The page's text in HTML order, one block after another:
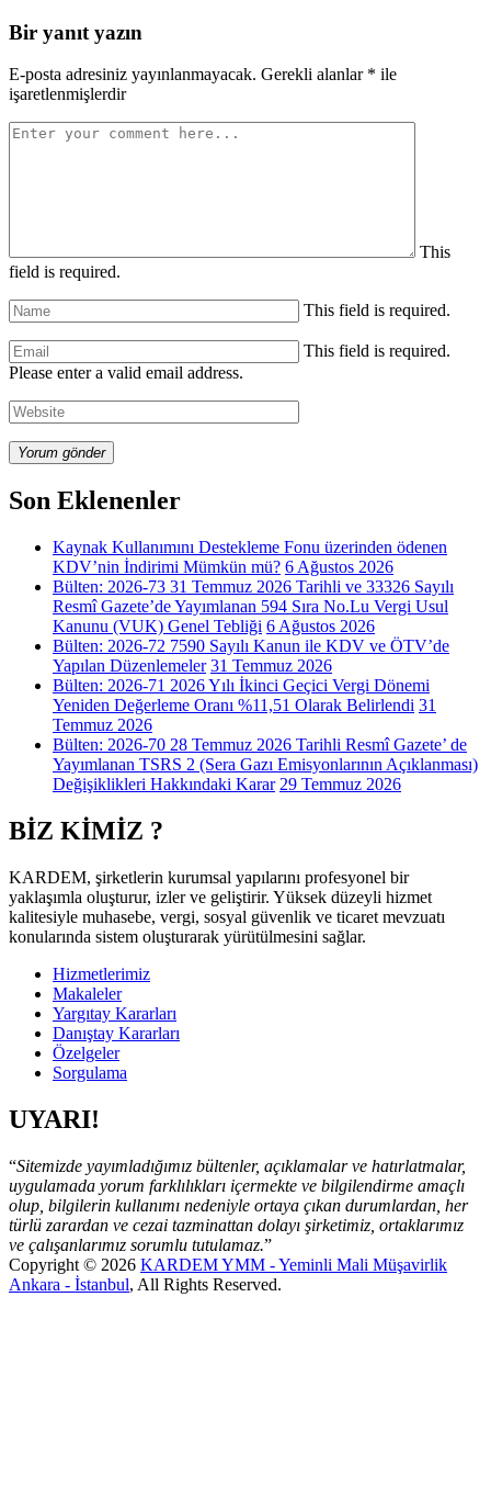
Bir yanıt yazın
E-posta adresiniz yayınlanmayacak. Gerekli alanlar * ile
işaretlenmişlerdir
This
field is required.
This field is required.
This field is required.
Please enter a valid email address.
Yorum gönder
Son Eklenenler
Kaynak Kullanımını Destekleme Fonu üzerinden ödenen
KDV’nin İndirimi Mümkün mü? 6 Ağustos 2026
Bülten: 2026-73 31 Temmuz 2026 Tarihli ve 33326 Sayılı
Resmî Gazete’de Yayımlanan 594 Sıra No.Lu Vergi Usul
Kanunu (VUK) Genel Tebliği 6 Ağustos 2026
Bülten: 2026-72 7590 Sayılı Kanun ile KDV ve ÖTV’de
Yapılan Düzenlemeler 31 Temmuz 2026
Bülten: 2026-71 2026 Yılı İkinci Geçici Vergi Dönemi
Yeniden Değerleme Oranı %11,51 Olarak Belirlendi 31
Temmuz 2026
Bülten: 2026-70 28 Temmuz 2026 Tarihli Resmî Gazete’ de
Yayımlanan TSRS 2 (Sera Gazı Emisyonlarının Açıklanması)
Değişiklikleri Hakkındaki Karar 29 Temmuz 2026
BİZ KİMİZ ?
KARDEM, şirketlerin kurumsal yapılarını profesyonel bir
yaklaşımla oluşturur, izler ve geliştirir. Yüksek düzeyli hizmet
kalitesiyle muhasebe, vergi, sosyal güvenlik ve ticaret mevzuatı
konularında sistem oluşturarak yürütülmesini sağlar.
Hizmetlerimiz
Makaleler
Yargıtay Kararları
Danıştay Kararları
Özelgeler
Sorgulama
UYARI!
“Sitemizde yayımladığımız bültenler, açıklamalar ve hatırlatmalar,
uygulamada yorum farklılıkları içermekte ve bilgilendirme amaçlı
olup, bilgilerin kullanımı nedeniyle ortaya çıkan durumlardan, her
türlü zarardan ve cezai tazminattan dolayı şirketimiz, ortaklarımız
ve çalışanlarımız sorumlu tutulamaz.”
Copyright © 2026 KARDEM YMM - Yeminli Mali Müşavirlik
Ankara - İstanbul, All Rights Reserved.